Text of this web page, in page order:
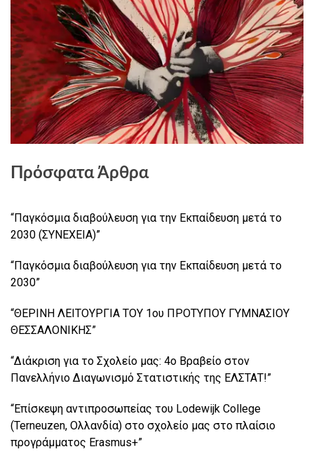
Πρόσφατα Άρθρα
“Παγκόσμια διαβούλευση για την Εκπαίδευση μετά το
2030 (ΣΥΝΕΧΕΙΑ)”
“Παγκόσμια διαβούλευση για την Εκπαίδευση μετά το
2030”
“ΘΕΡΙΝΗ ΛΕΙΤΟΥΡΓΙΑ ΤΟΥ 1ου ΠΡΟΤΥΠΟΥ ΓΥΜΝΑΣΙΟΥ
ΘΕΣΣΑΛΟΝΙΚΗΣ”
“Διάκριση για το Σχολείο μας: 4ο Βραβείο στον
Πανελλήνιο Διαγωνισμό Στατιστικής της ΕΛΣΤΑΤ!”
“Επίσκεψη αντιπροσωπείας του Lodewijk College
(Terneuzen, Ολλανδία) στο σχολείο μας στο πλαίσιο
προγράμματος Erasmus+”